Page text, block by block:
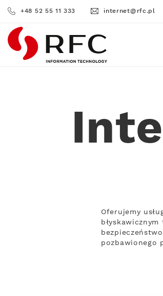
+48 52 55 11 333 internet@rfc.pl
RFC
Oferujemy
pozbawionego